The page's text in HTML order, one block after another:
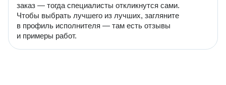
заказ — тогда специалисты откликнутся сами.
Чтобы выбрать лучшего из лучших, загляните
в профиль исполнителя — там есть отзывы
и примеры работ.